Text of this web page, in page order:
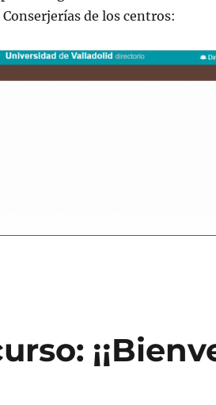
Conserjerías de los centros: